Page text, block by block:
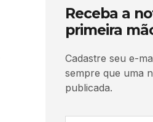
Receba a
primeira
Cadastre seu e-
sempre que uma
publicada.